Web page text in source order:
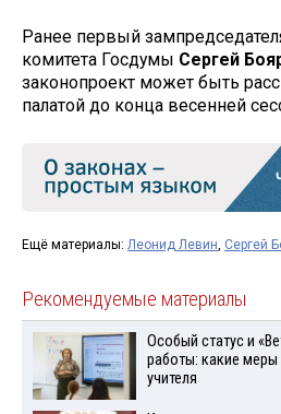
Ранее первый
комитета Госдумы Сергей
законопроект может быть
палатой до конца весенней
Ещё материалы: Леонид Левин Сергей
Рекомендуемые материалы
Особый статус и
работы: какие
учителя